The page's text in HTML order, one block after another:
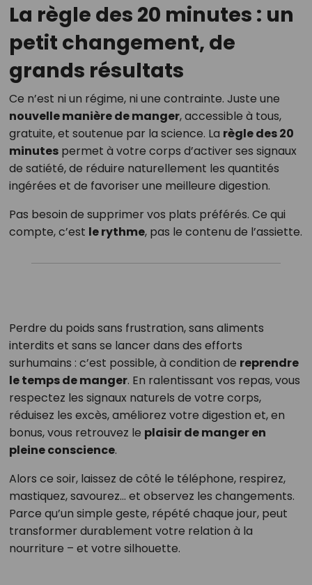
La règle des 20 minutes : un
petit changement, de
grands résultats
Ce n’est ni un régime, ni une contrainte. Juste une
nouvelle manière de manger, accessible à tous,
gratuite, et soutenue par la science. La règle des 20
minutespermet à votre corps d’activer ses signaux
de satiété, de réduire naturellement les quantités
ingérées et de favoriser une meilleure digestion.
Pas besoin de supprimer vos plats préférés. Ce qui
compte, c’est le rythme, pas le contenu de l’assiette.
Perdre du poids sans frustration, sans aliments
interdits et sans se lancer dans des efforts
surhumains : c’est possible, à condition de reprendre
le temps de manger. En ralentissant vos repas, vous
respectez les signaux naturels de votre corps,
réduisez les excès, améliorez votre digestion et, en
bonus, vous retrouvez le plaisir de manger en
pleine conscience.
Alors ce soir, laissez de côté le téléphone, respirez,
mastiquez, savourez… et observez les changements.
Parce qu’un simple geste, répété chaque jour, peut
transformer durablement votre relation à la
nourriture – et votre silhouette.